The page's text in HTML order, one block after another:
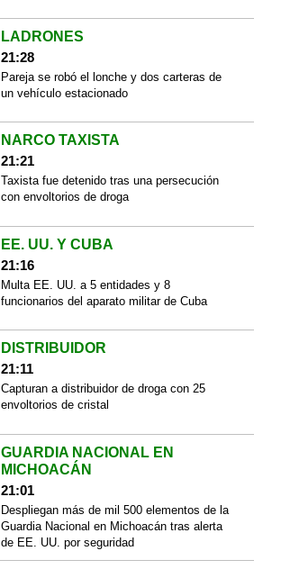
LADRONES
21:28
Pareja se robó el lonche y dos carteras de
un vehículo estacionado
NARCO TAXISTA
21:21
Taxista fue detenido tras una persecución
con envoltorios de droga
EE. UU. Y CUBA
21:16
Multa EE. UU. a 5 entidades y 8
funcionarios del aparato militar de Cuba
DISTRIBUIDOR
21:11
Capturan a distribuidor de droga con 25
envoltorios de cristal
GUARDIA NACIONAL EN
MICHOACÁN
21:01
Despliegan más de mil 500 elementos de la
Guardia Nacional en Michoacán tras alerta
de EE. UU. por seguridad